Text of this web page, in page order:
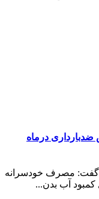
درماه
مصرف خودسرانه
آب بدن...